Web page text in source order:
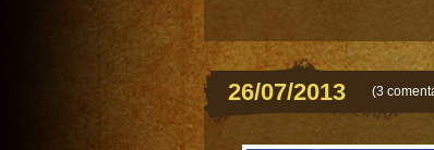
26/07/2013 (3